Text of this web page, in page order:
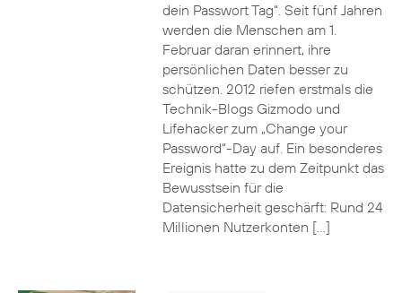
dein Passwort Tag“. Seit fünf Jahren
werden die Menschen am 1.
Februar daran erinnert, ihre
persönlichen Daten besser zu
schützen. 2012 riefen erstmals die
Technik-Blogs Gizmodo und
Lifehacker zum „Change your
Password“-Day auf. Ein besonderes
Ereignis hatte zu dem Zeitpunkt das
Bewusstsein für die
Datensicherheit geschärft: Rund 24
Millionen Nutzerkonten […]